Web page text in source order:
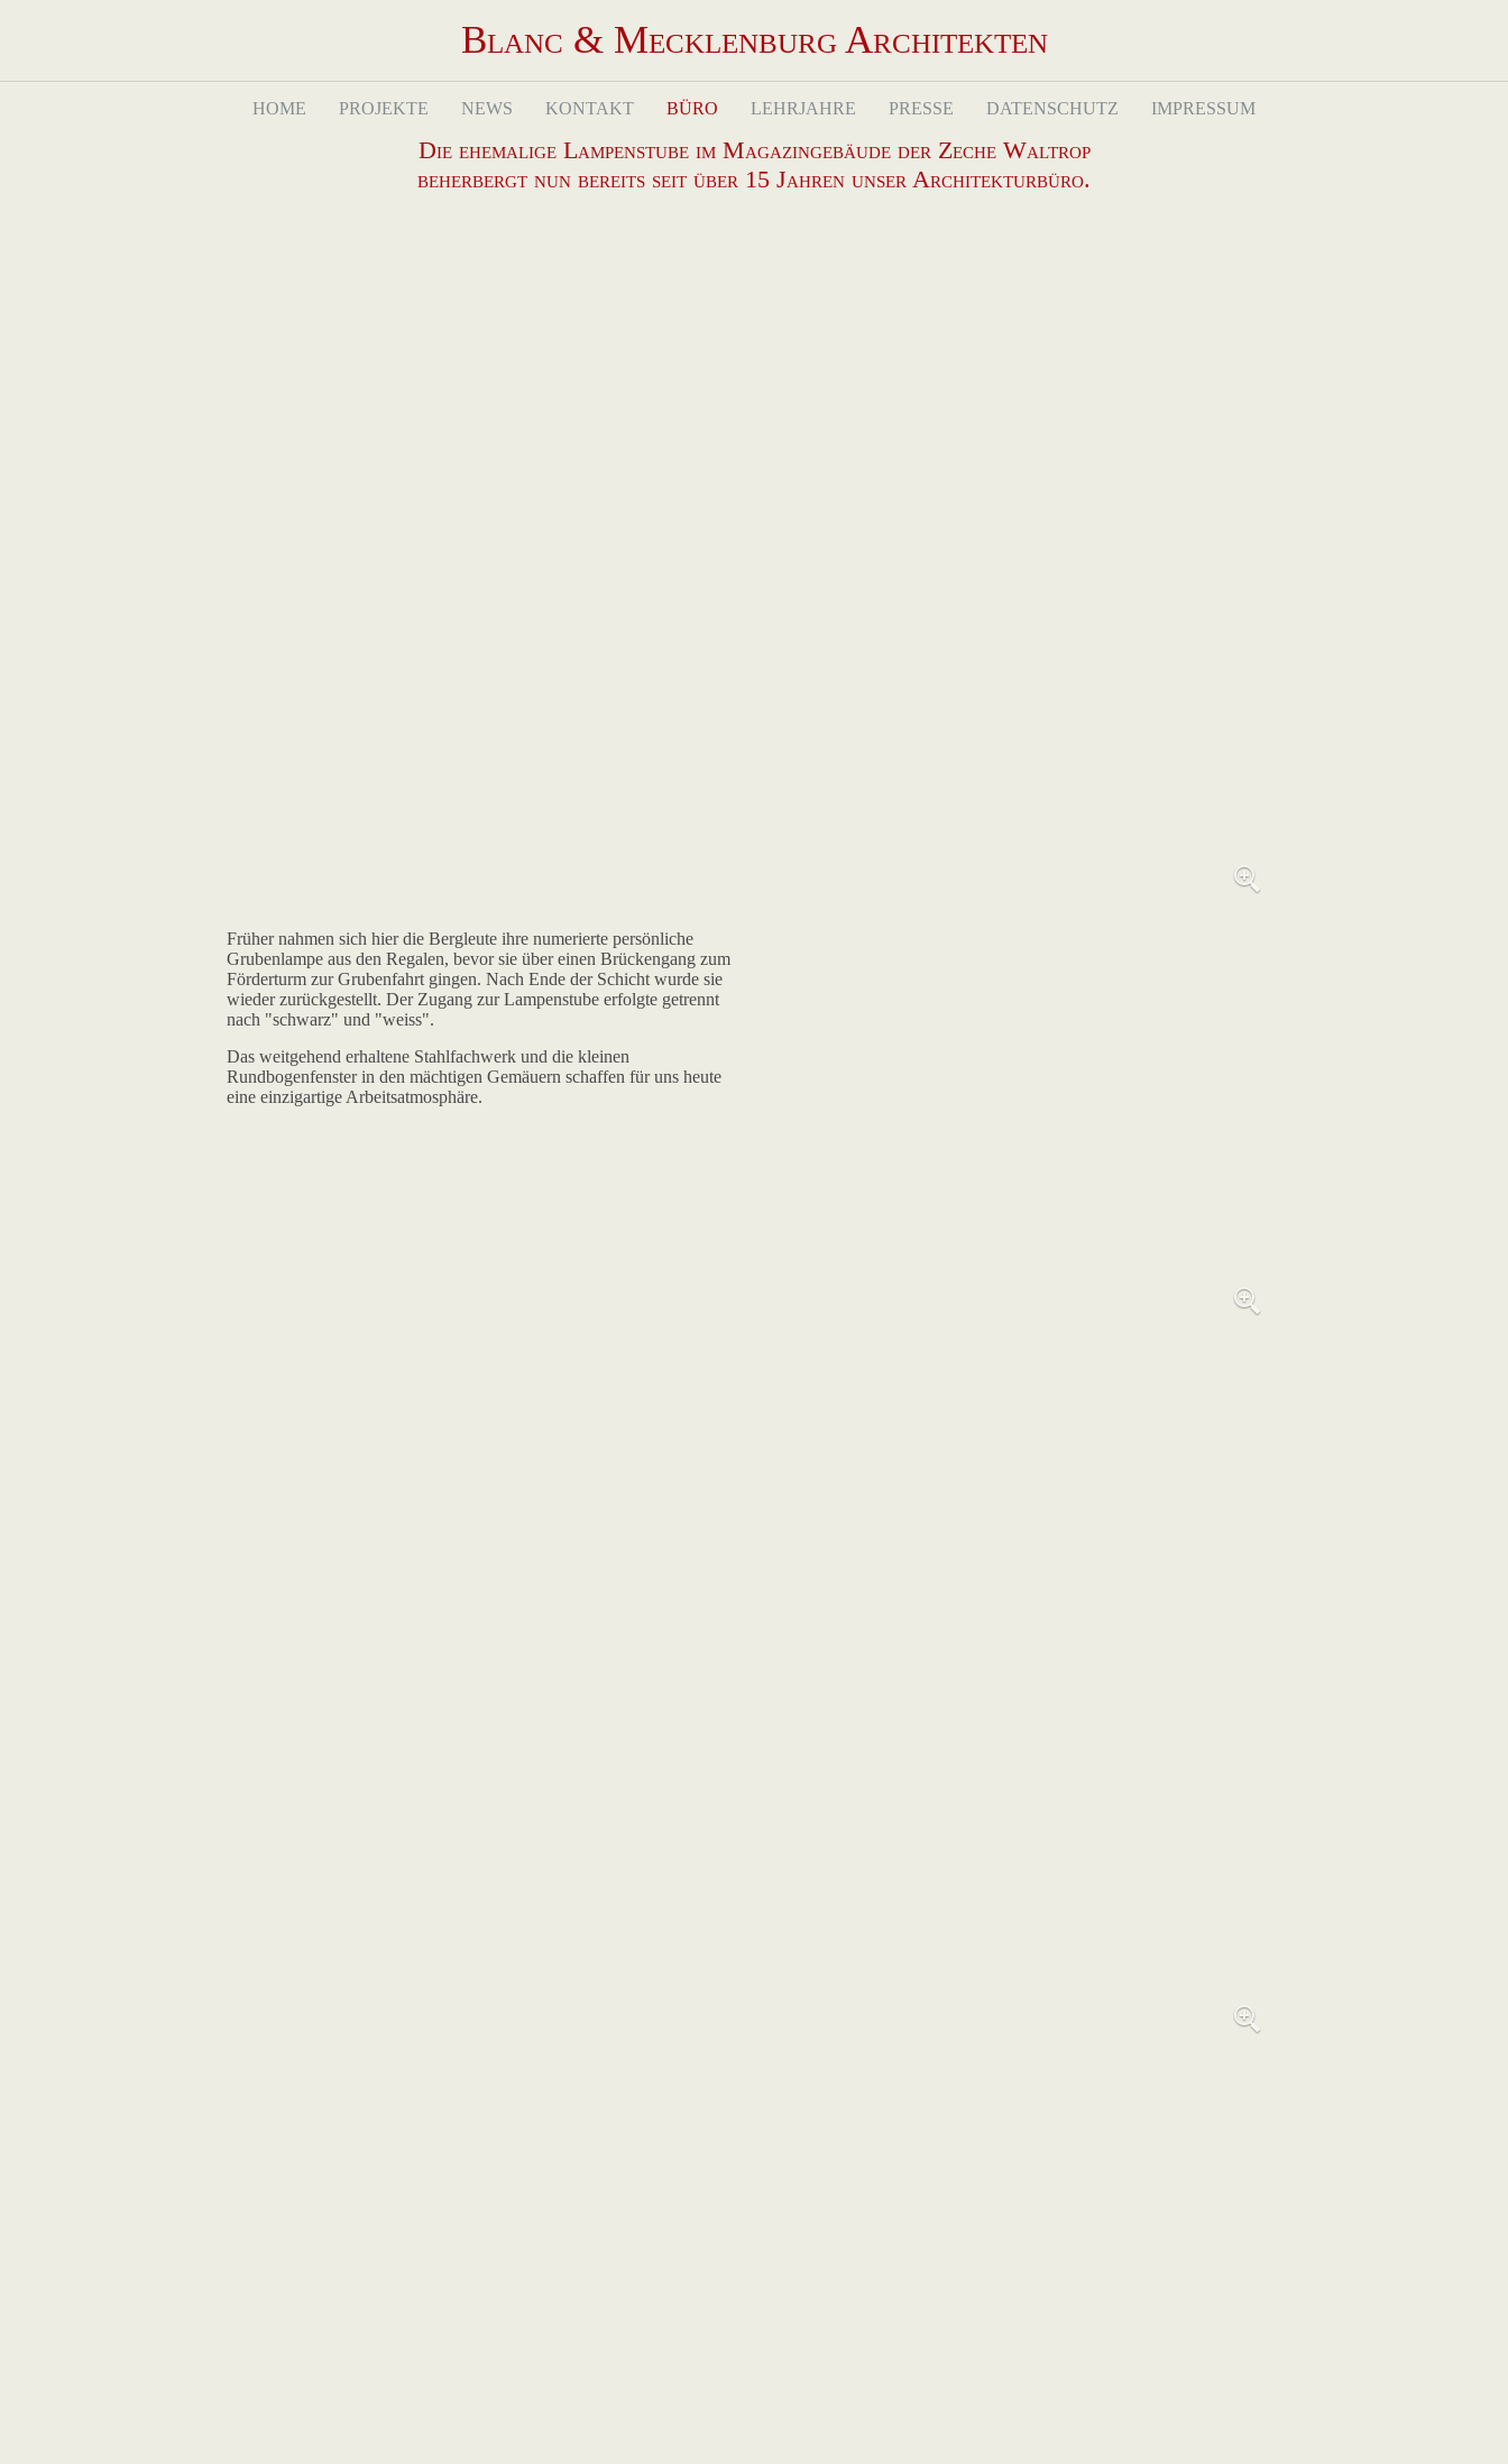
Blanc & Mecklenburg Architekten
HOME PROJEKTE NEWS KONTAKT BÜRO LEHRJAHRE PRESSE DATENSCHUTZ IMPRESSUM
Die ehemalige Lampenstube im Magazingebäude der Zeche Waltrop
beherbergt nun bereits seit über 15 Jahren unser Architekturbüro.
Früher nahmen sich hier die Bergleute ihre numerierte persönliche
Grubenlampe aus den Regalen, bevor sie über einen Brückengang zum
Förderturm zur Grubenfahrt gingen. Nach Ende der Schicht wurde sie
wieder zurückgestellt. Der Zugang zur Lampenstube erfolgte getrennt
nach "schwarz" und "weiss".
Das weitgehend erhaltene Stahlfachwerk und die kleinen
Rundbogenfenster in den mächtigen Gemäuern schaffen für uns heute
eine einzigartige Arbeitsatmosphäre.